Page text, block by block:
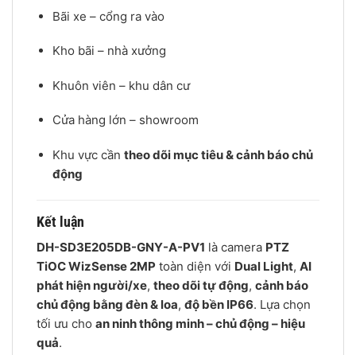
Bãi xe – cổng ra vào
Kho bãi – nhà xưởng
Khuôn viên – khu dân cư
Cửa hàng lớn – showroom
Khu vực cần theo dõi mục tiêu & cảnh báo chủ
động
Kết luận
DH-SD3E205DB-GNY-A-PV1 là camera PTZ
TiOC WizSense 2MP toàn diện với Dual Light, AI
phát hiện người/xe, theo dõi tự động, cảnh báo
chủ động bằng đèn & loa, độ bền IP66. Lựa chọn
tối ưu cho an ninh thông minh – chủ động – hiệu
quả.